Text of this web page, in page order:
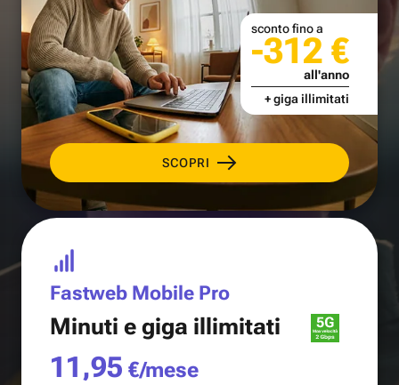
SCOPRI
sconto fino a
-312 €
all'anno
+ giga illimitati
Fastweb Mobile Pro
Minuti e giga illimitati
11,95 €/mese